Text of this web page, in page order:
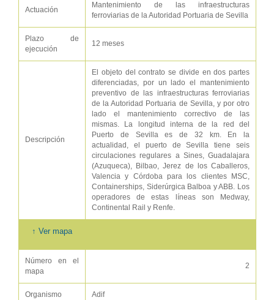
Actuación
Mantenimiento de las infraestructuras
ferroviarias de la Autoridad Portuaria de Sevilla
Plazo de
ejecución
12 meses
Descripción
El objeto del contrato se divide en dos partes
diferenciadas, por un lado el mantenimiento
preventivo de las infraestructuras ferroviarias
de la Autoridad Portuaria de Sevilla, y por otro
lado el mantenimiento correctivo de las
mismas. La longitud interna de la red del
Puerto de Sevilla es de 32 km. En la
actualidad, el puerto de Sevilla tiene seis
circulaciones regulares a Sines, Guadalajara
(Azuqueca), Bilbao, Jerez de los Caballeros,
Valencia y Córdoba para los clientes MSC,
Containerships, Siderúrgica Balboa y ABB. Los
operadores de estas líneas son Medway,
Continental Rail y Renfe.
↑ Ver mapa
Número en el
mapa
2
Organismo Adif